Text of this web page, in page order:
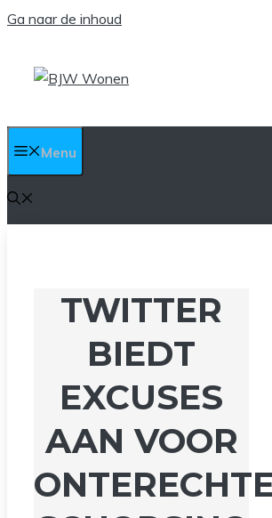
Ga naar de inhoud
Menu
TWITTER
BIEDT
EXCUSES
AAN VOOR